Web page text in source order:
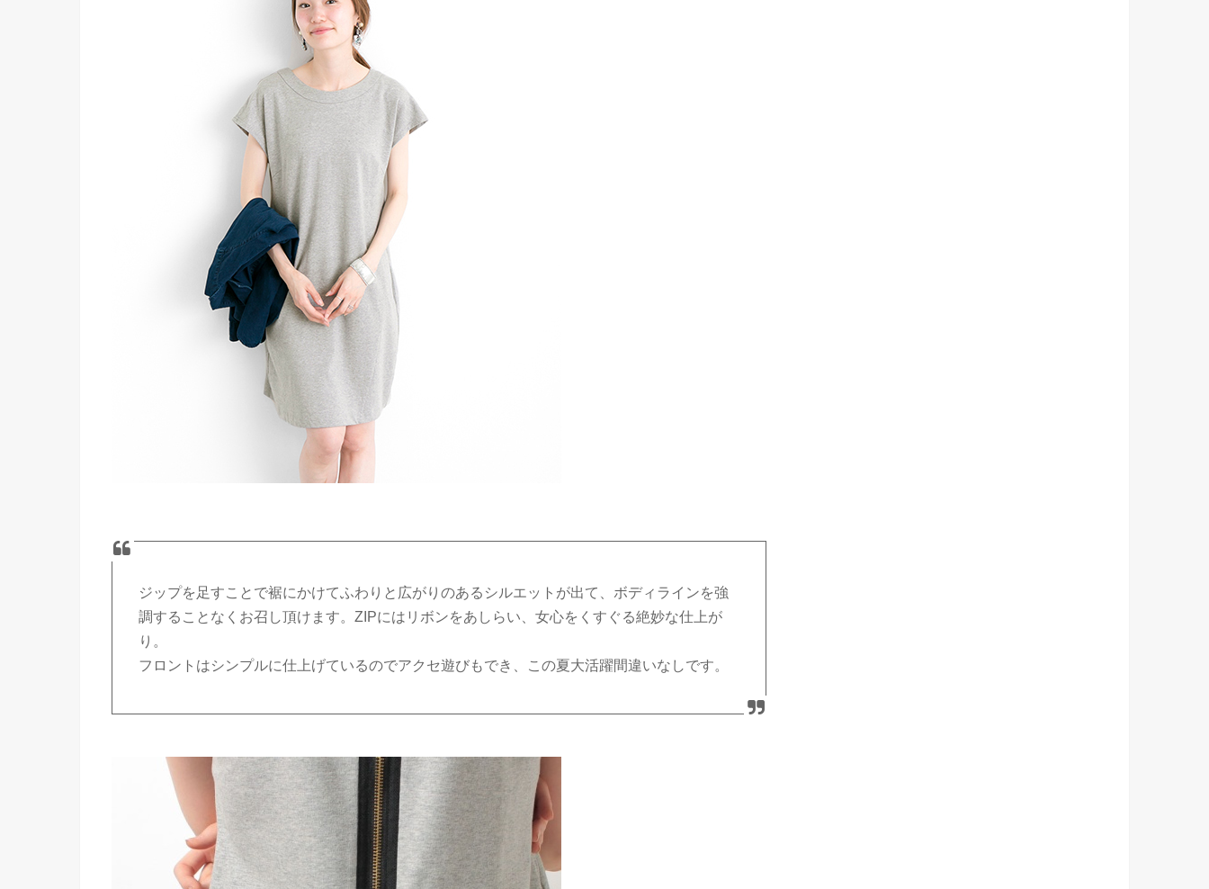
ジップを足すことで裾にかけてふわりと広がりのあるシルエットが出て、ボディラインを強
調することなくお召し頂けます。ZIPにはリボンをあしらい、女心をくすぐる絶妙な仕上が
り。
フロントはシンプルに仕上げているのでアクセ遊びもでき、この夏大活躍間違いなしです。